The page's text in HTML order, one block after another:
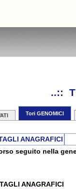
..::
Tori GENOMICI
ANAGRAFICI
seguito nella
ANAGRAFICI